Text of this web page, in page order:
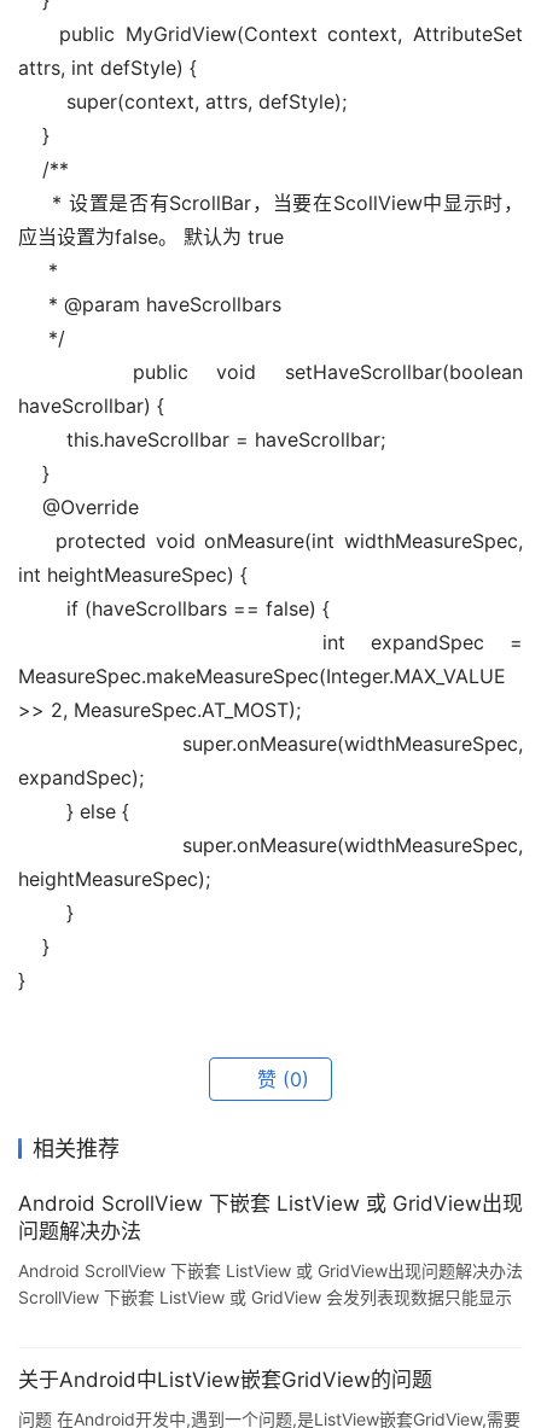
public MyGridView(Context context, AttributeSet
attrs, int defStyle) {
super(context, attrs, defStyle);
}
/**
* 设置是否有ScrollBar，当要在ScollView中显示时，
应当设置为false。 默认为 true
*
* @param haveScrollbars
*/
public void setHaveScrollbar(boolean
haveScrollbar) {
this.haveScrollbar = haveScrollbar;
}
@Override
protected void onMeasure(int widthMeasureSpec,
int heightMeasureSpec) {
if (haveScrollbars == false) {
int expandSpec =
MeasureSpec.makeMeasureSpec(Integer.MAX_VALUE
>> 2, MeasureSpec.AT_MOST);
super.onMeasure(widthMeasureSpec,
expandSpec);
} else {
super.onMeasure(widthMeasureSpec,
heightMeasureSpec);
}
}
}
赞 (0)
相关推荐
Android ScrollView 下嵌套 ListView 或 GridView出现
问题解决办法
Android ScrollView 下嵌套 ListView 或 GridView出现问题解决办法
ScrollView 下嵌套 ListView 或 GridView 会发列表现数据只能显示
onMeasure 方法来解决.下面介绍通过重写 onMeasure 方法来解决
关于Android中ListView嵌套GridView的问题
问题 在Android开发中,遇到一个问题,是ListView嵌套GridView,需要